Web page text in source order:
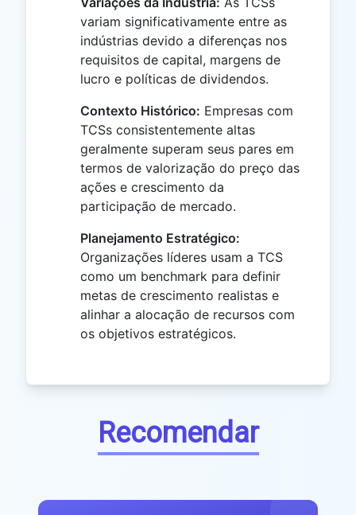
variam significativamente entre as
indústrias devido a diferenças nos
requisitos de capital, margens de
lucro e políticas de dividendos.
Contexto Histórico: Empresas com
TCSs consistentemente altas
geralmente superam seus pares em
termos de valorização do preço das
ações e crescimento da
participação de mercado.
Planejamento Estratégico:
Organizações líderes usam a TCS
como um benchmark para definir
metas de crescimento realistas e
alinhar a alocação de recursos com
os objetivos estratégicos.
Recomendar